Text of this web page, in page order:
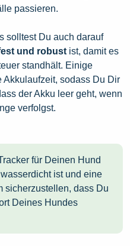
passieren.
solltest Du auch darauf
und robust ist, damit es
standhält. Einige
sodass Du Dir
der Akku leer geht, wenn
verfolgst.
für Deinen Hund
ist und eine
sicherzustellen, dass Du
Deines Hundes